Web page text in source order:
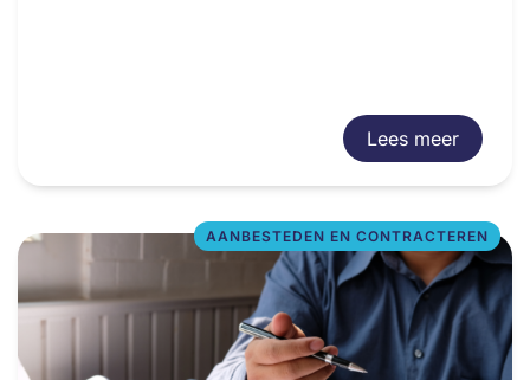
Lees meer
AANBESTEDEN EN CONTRACTEREN